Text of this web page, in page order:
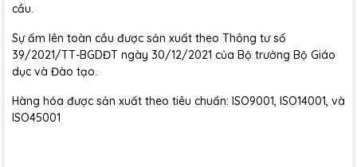
cầu.
Sự ấm lên toàn cầu được sản xuất theo Thông tư số
39/2021/TT-BGDĐT ngày 30/12/2021 của Bộ trưởng Bộ Giáo
dục và Đào tạo.
Hàng hóa được sản xuất theo tiêu chuẩn: ISO9001, ISO14001, và
ISO45001